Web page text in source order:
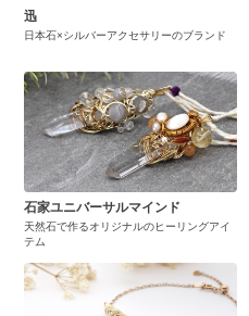
迅
日本石×シルバーアクセサリーのブランド
石家ユニバーサルマインド
天然石で作るオリジナルのヒーリングアイ
テム